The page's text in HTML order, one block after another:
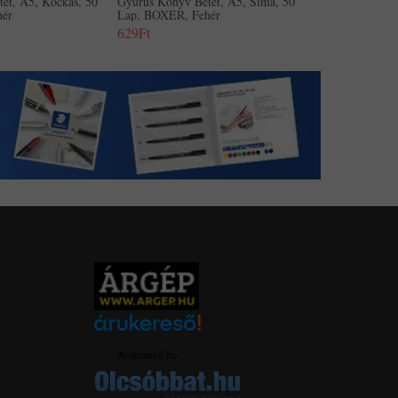
Lap, BOXER, Fehér
629Ft